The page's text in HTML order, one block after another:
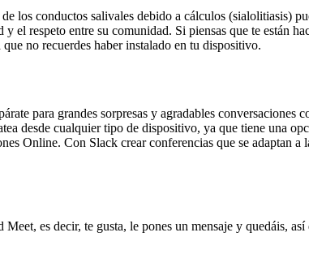
los conductos salivales debido a cálculos (sialolitiasis)
respeto entre su comunidad. Si piensas que te están
no recuerdes haber instalado en tu dispositivo.
para grandes sorpresas y agradables conversaciones
desde cualquier tipo de dispositivo, ya que tiene una
Online. Con Slack crear conferencias que se adaptan a
es decir, te gusta, le pones un mensaje y quedáis,